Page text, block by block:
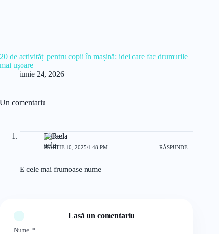
20 de activități pentru copii în mașină: idei care fac drumurile
mai ușoare
iunie 24, 2026
Un comentariu
Rafaela
MARTIE 10, 2025/1:48 PM RĂSPUNDE
E cele mai frumoase nume
Lasă un comentariu
Nume *